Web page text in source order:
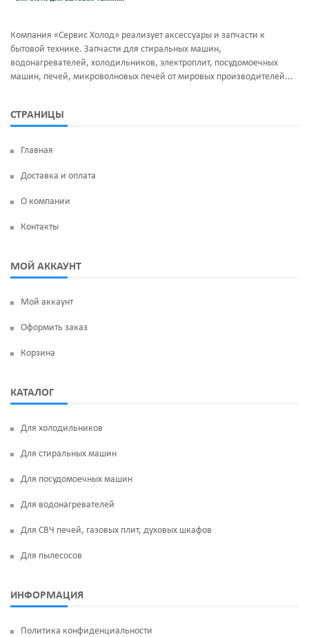
Компания «Сервис Холод» реализует аксессуары и запчасти к
бытовой технике. Запчасти для стиральных машин,
водонагревателей, холодильников, электроплит, посудомоечных
машин, печей, микроволновых печей от мировых производителей...
СТРАНИЦЫ
Главная
Доставка и оплата
О компании
Контакты
МОЙ АККАУНТ
Мой аккаунт
Оформить заказ
Корзина
КАТАЛОГ
Для холодильников
Для стиральных машин
Для посудомоечных машин
Для водонагревателей
Для СВЧ печей, газовых плит, духовых шкафов
Для пылесосов
ИНФОРМАЦИЯ
Политика конфиденциальности